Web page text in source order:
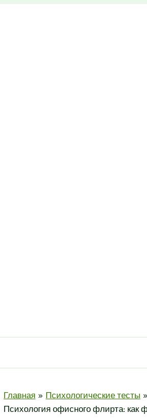
Главная
Психологические тесты
Психология офисного флирта: как